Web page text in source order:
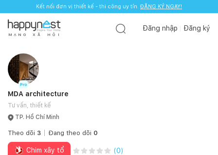
Kết nối đơn vị thiết kế - thi công uy tín. ĐĂNG KÝ NGAY!
M Ạ N G X Ã H Ộ I
Đăng nhập Đăng ký
MDA architecture
Tư vấn, thiết kế
TP. Hồ Chí Minh
Theo dõi 3 Đang theo dõi 0
Chim xây tổ (0)